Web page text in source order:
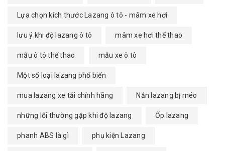
Lựa chọn kích thước Lazang ô tô - mâm xe hơi
lưu ý khi độ lazang ô tô mâm xe hơi thể thao
mẫu ô tô thể thao mẫu xe ô tô
Một số loại lazang phổ biến
mua lazang xe tải chính hãng Nắn lazang bị méo
những lỗi thường gặp khi độ lazang Ốp lazang
phanh ABS là gì phụ kiện Lazang